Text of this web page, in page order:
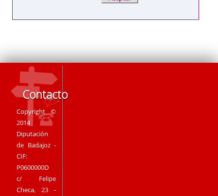
Contacto
Copyright ©
2014
Diputación
de Badajoz -
CIF:
P0600000D
c/ Felipe
Checa, 23 -